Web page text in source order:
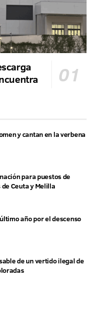
y cantan en la verbena
para puestos de
Ceuta y Melilla
año por el descenso
de un vertido ilegal de